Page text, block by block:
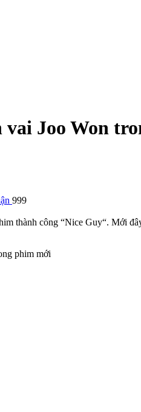
vai Joo Won
999
thành công “Nice Guy“. Mới